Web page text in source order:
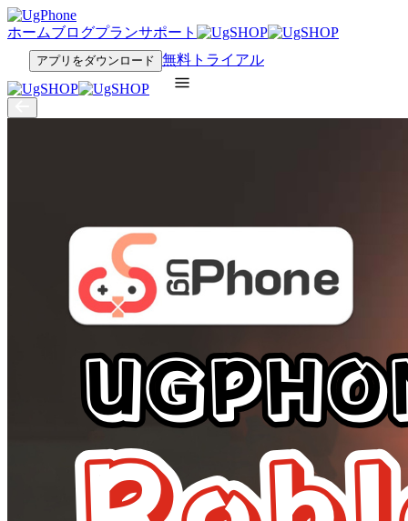
ホームブログプランサポート
アプリをダウンロード 無料トライアル